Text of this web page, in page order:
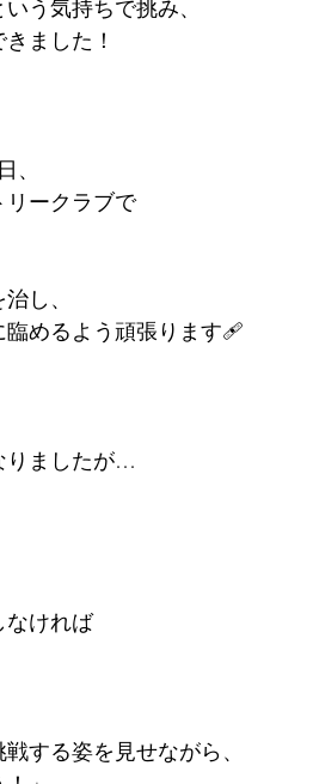
う気持ちで挑み、
ました！
、
ークラブで
し、
めるよう頑張ります🩹
りましたが…
なければ
する姿を見せながら、